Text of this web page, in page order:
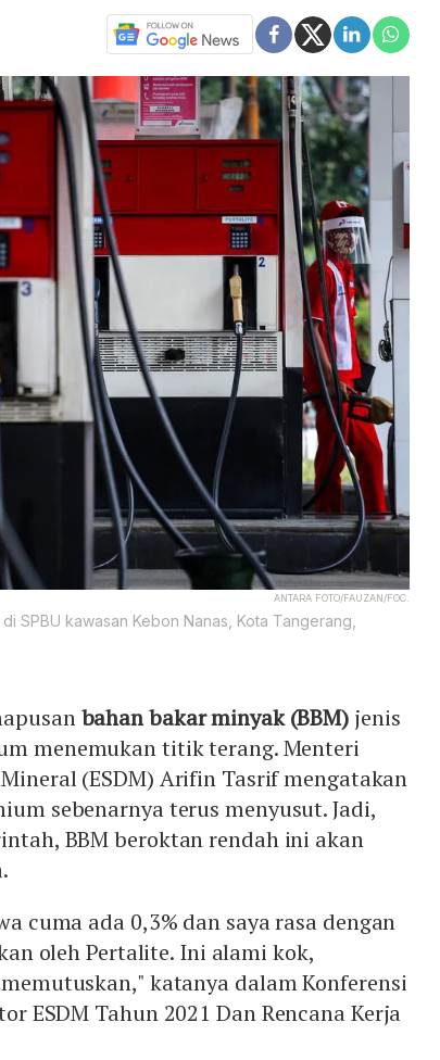
ANTARA FOTO/FAUZAN/FOC.
SPBU kawasan Kebon Nanas, Kota Tangerang,
bahan bakar minyak (BBM) jenis
menemukan titik terang. Menteri
(ESDM) Arifin Tasrif mengatakan
sebenarnya terus menyusut. Jadi,
BBM beroktan rendah ini akan
cuma ada 0,3% dan saya rasa dengan
oleh Pertalite. Ini alami kok,
katanya dalam Konferensi
ESDM Tahun 2021 Dan Rencana Kerja